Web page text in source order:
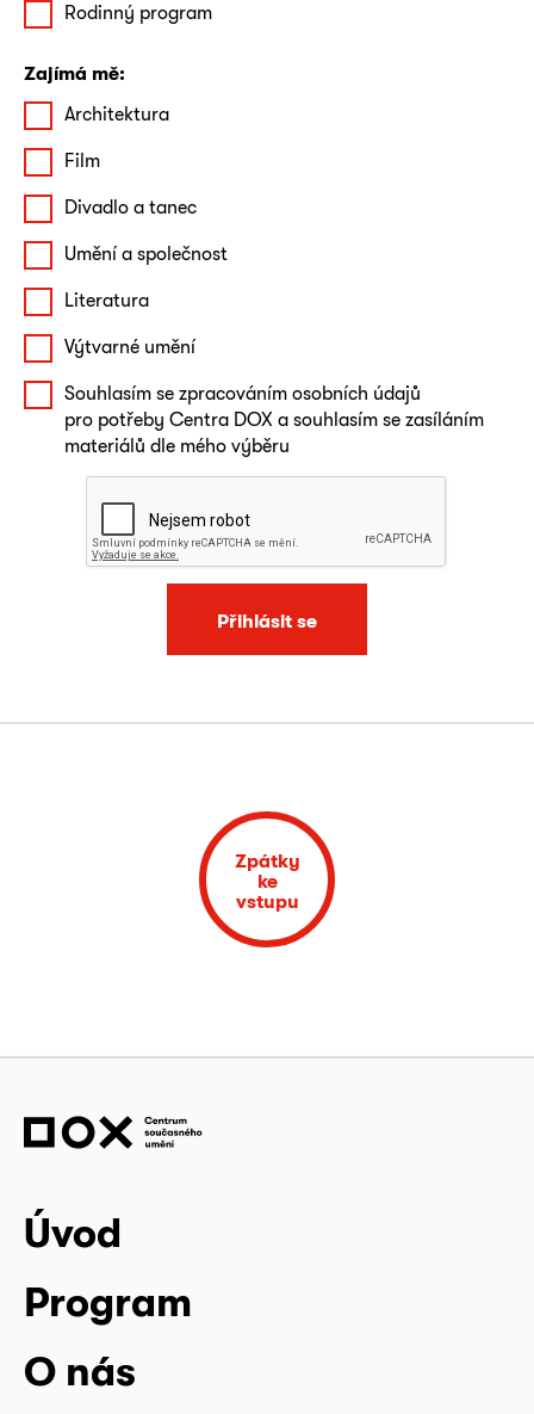
Rodinný program
Zajímá mě:
Architektura
Film
Divadlo a tanec
Umění a společnost
Literatura
Výtvarné umění
Souhlasím se zpracováním osobních údajů
pro potřeby Centra DOX a souhlasím se zasíláním
materiálů dle mého výběru
Přihlásit se
Zpátky
ke
vstupu
Úvod
Program
O nás